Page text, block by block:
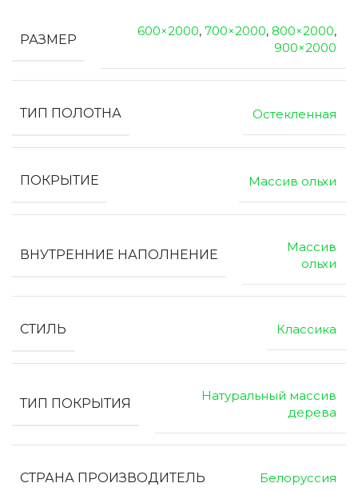
РАЗМЕР
600×2000, 700×2000, 800×2000,
900×2000
ТИП ПОЛОТНА Остекленная
ПОКРЫТИЕ Массив ольхи
ВНУТРЕННИЕ НАПОЛНЕНИЕ
Массив
ольхи
СТИЛЬ Классика
ТИП ПОКРЫТИЯ
Натуральный массив
дерева
СТРАНА ПРОИЗВОДИТЕЛЬ Белоруссия